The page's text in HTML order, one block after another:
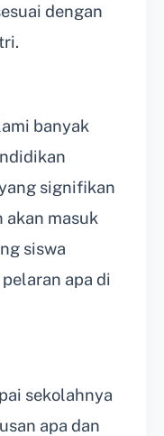
dengan
banyak
signifikan
akan masuk
siswa
apa di
sekolahnya
apa dan